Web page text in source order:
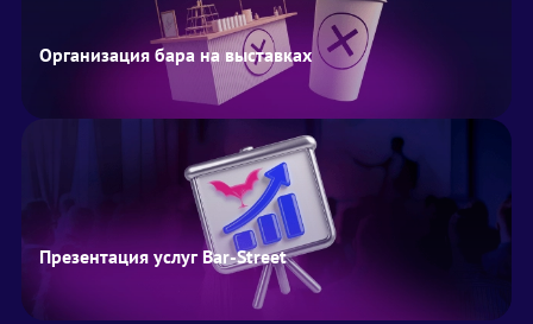
Организация бара на выставках
Презентация услуг Bar-Street